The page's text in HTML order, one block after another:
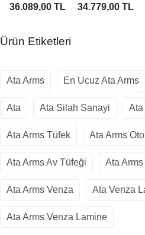
Av Tüfeği
36.089,00 TL
Otomatik
34.779,00 TL
Ürün Etiketleri
Ata Arms En Ucuz Ata Arms
Ata Ata Silah Sanayi Ata
Ata Arms Tüfek Ata Arms
Ata Arms Av Tüfeği Ata
Ata Arms Venza Ata Venza
Ata Arms Venza Lamine